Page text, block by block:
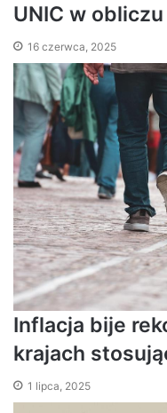
UNIC w
16 czerwca, 2025
Inflacja bije
krajach
1 lipca, 2025